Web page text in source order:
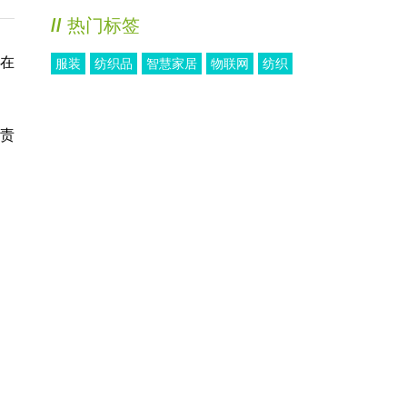
// 热门标签
服装 纺织品 智慧家居 物联网 纺织